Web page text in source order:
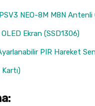
NEO-8M M8N Antenli
Ekran (SSD1306)
PIR Hareket